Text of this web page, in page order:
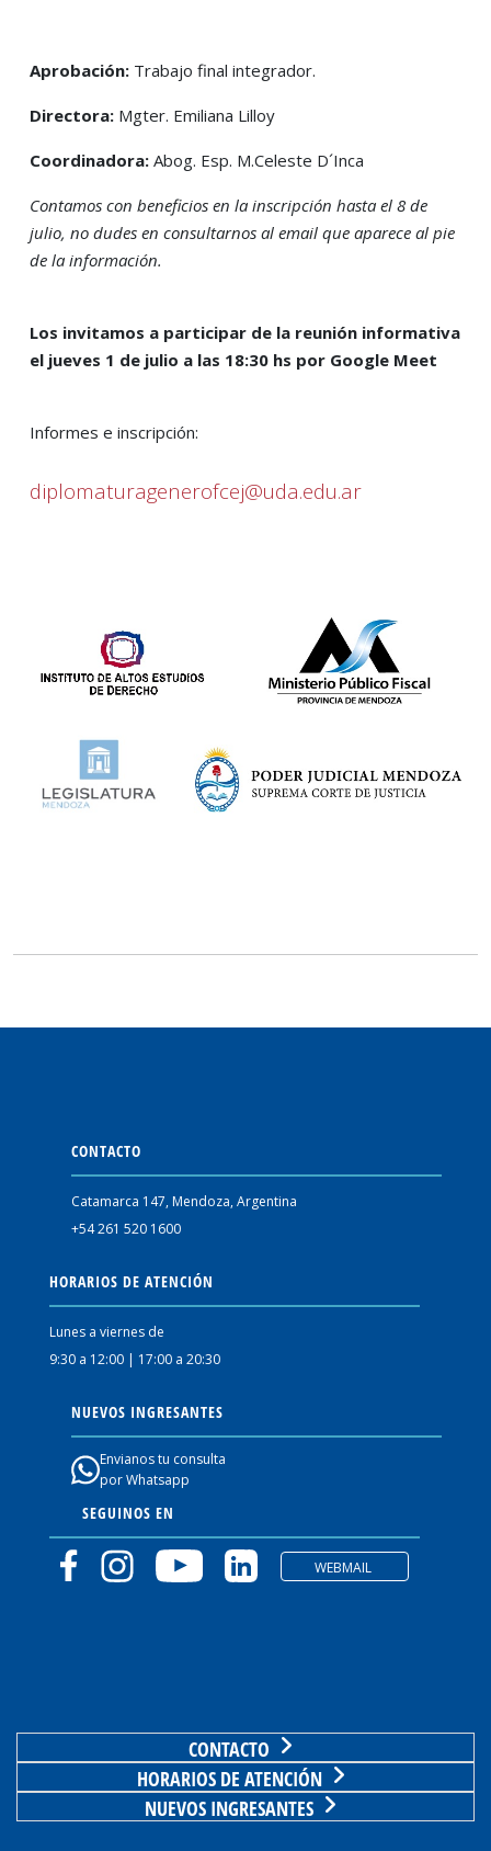
Aprobación: Trabajo final integrador.
Directora: Mgter. Emiliana Lilloy
Coordinadora: Abog. Esp. M.Celeste D´Inca
Contamos con beneficios en la inscripción hasta el 8 de
julio, no dudes en consultarnos al email que aparece al pie
de la información.
Los invitamos a participar de la reunión informativa
el jueves 1 de julio a las 18:30 hs por Google Meet
Informes e inscripción:
diplomaturagenerofcej@uda.edu.ar
CONTACTO
Catamarca 147, Mendoza, Argentina
+54 261 520 1600
HORARIOS DE ATENCIÓN
Lunes a viernes de
9:30 a 12:00 | 17:00 a 20:30
NUEVOS INGRESANTES
Envianos tu consulta
por Whatsapp
SEGUINOS EN
WEBMAIL
CONTACTO
HORARIOS DE ATENCIÓN
NUEVOS INGRESANTES